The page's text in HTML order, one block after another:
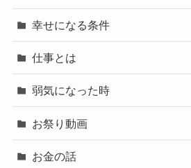
幸せになる条件
仕事とは
弱気になった時
お祭り動画
お金の話